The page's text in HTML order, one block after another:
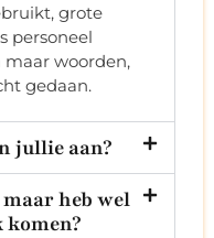
grote
personeel
woorden,
gedaan.
jullie aan?
heb wel